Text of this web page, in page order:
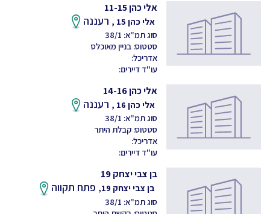
אלי כהן 11-15
אלי כהן 15 , רעננה
סוג תמ"א: 38/1
סטטוס: בניין מאוכלס
אדריכל:
עו"ד דיירים:
אלי כהן 14-16
אלי כהן 16 , רעננה
סוג תמ"א: 38/1
סטטוס: קבלת היתר
אדריכל:
עו"ד דיירים:
בן צבי יצחק 19
בן צבי יצחק 19, פתח תקווה
סוג תמ"א: 38/1